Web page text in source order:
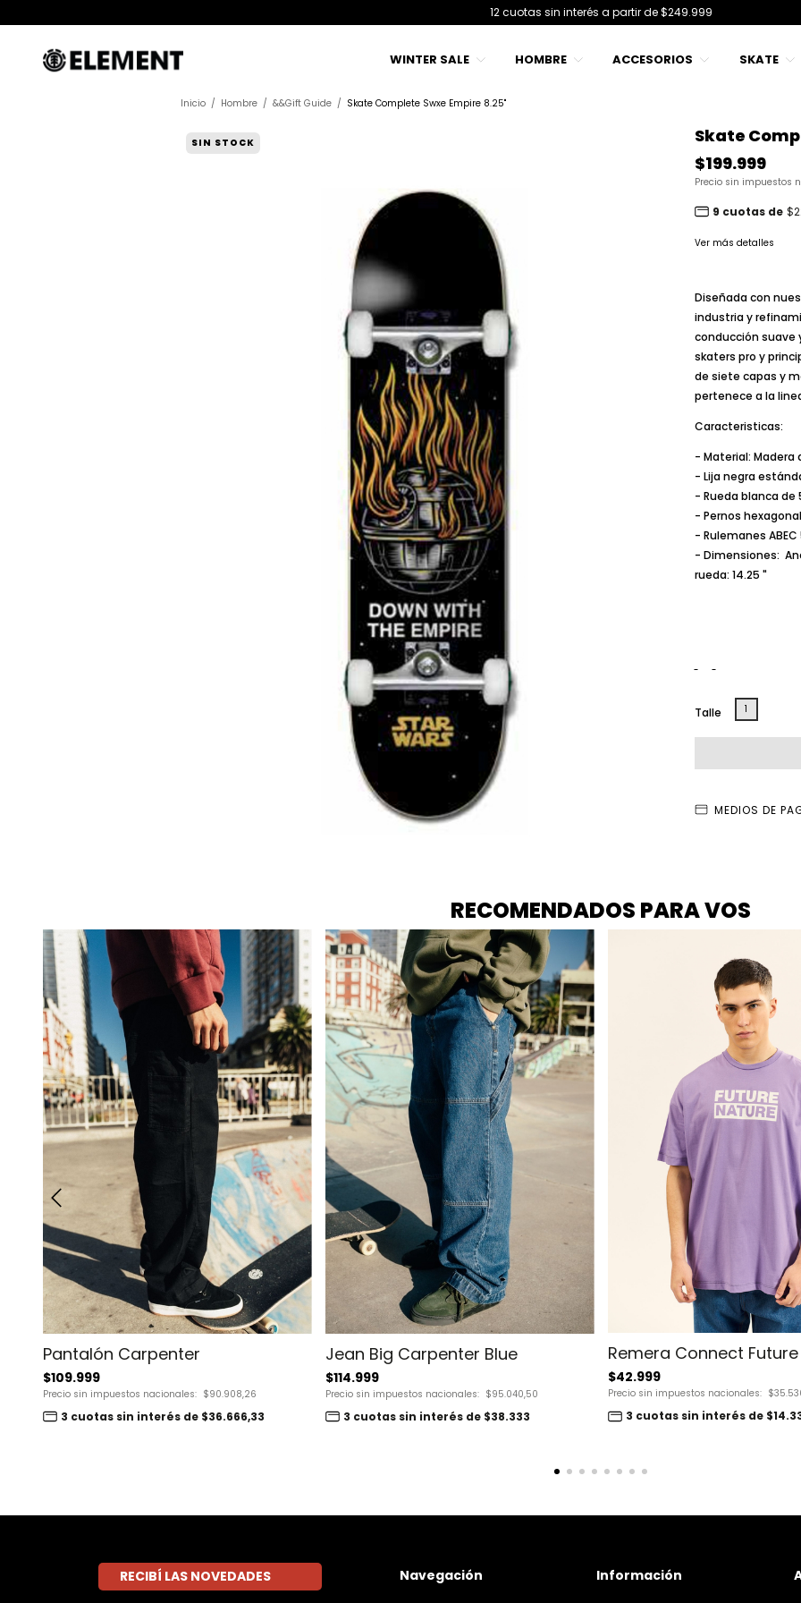
12 cuotas sin interés a partir de $249.999
WINTER SALE HOMBRE ACCESORIOS SKATE
Inicio / Hombre / &&Gift Guide / Skate Complete Swxe Empire 8.25''
SIN STOCK
Skate
$199.999
Precio sin impuestos
9 cuotas de
Ver más detalles
Diseñada con
industria y
conducción suave
skaters pro y
de siete capas y
pertenece a la
Caracteristicas:
- Material: Madera
- Lija negra
- Rueda blanca de
- Pernos
- Rulemanes ABEC
- Dimensiones:
rueda: 14.25 "
Talle 1
MEDIOS DE
RECOMENDADOS PARA VOS
Pantalón Carpenter
$109.999
Precio sin impuestos nacionales: $90.908,26
3 cuotas sin interés de $36.666,33
Jean Big Carpenter Blue
$114.999
Precio sin impuestos nacionales: $95.040,50
3 cuotas sin interés de $38.333
Remera Connect
$42.999
Precio sin impuestos nacionales:
3 cuotas sin interés de
RECIBÍ LAS NOVEDADES Navegación Información